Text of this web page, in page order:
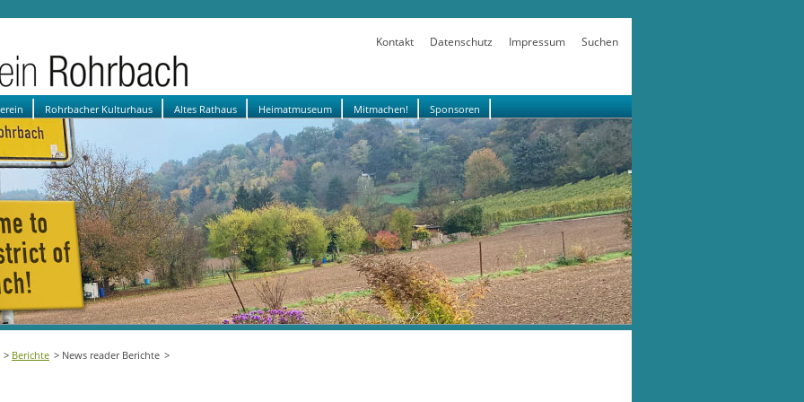
Kontakt Datenschutz Impressum Suchen
Rohrbacher Kulturhaus Altes Rathaus Heimatmuseum Mitmachen! Sponsoren
Berichte News reader Berichte